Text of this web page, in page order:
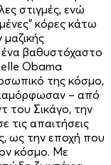
στιγμές, ενώ
κόρες κάτω
ένα βαθυστόχαστο
Obama
της κόσμο,
– από
του Σικάγο, την
τις απαιτήσεις
ως την εποχή που
κόσμο. Με